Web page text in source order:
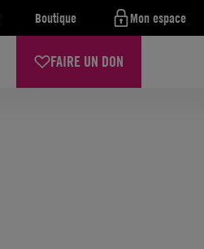
Boutique Mon espace
FAIRE UN DON